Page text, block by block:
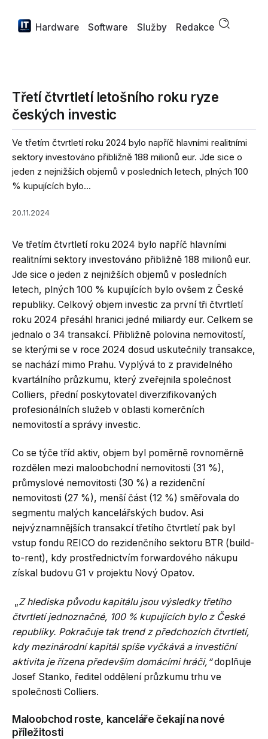
Hardware Software Služby Redakce
Třetí čtvrtletí letošního roku ryze
českých investic
Ve třetím čtvrtletí roku 2024 bylo napříč hlavními realitními
sektory investováno přibližně 188 milionů eur. Jde sice o
jeden z nejnižších objemů v posledních letech, plných 100
% kupujících bylo...
20.11.2024
Ve třetím čtvrtletí roku 2024 bylo napříč hlavními
realitními sektory investováno přibližně 188 milionů eur.
Jde sice o jeden z nejnižších objemů v posledních
letech, plných 100 % kupujících bylo ovšem z České
republiky. Celkový objem investic za první tři čtvrtletí
roku 2024 přesáhl hranici jedné miliardy eur. Celkem se
jednalo o 34 transakcí. Přibližně polovina nemovitostí,
se kterými se v roce 2024 dosud uskutečnily transakce,
se nachází mimo Prahu. Vyplývá to z pravidelného
kvartálního průzkumu, který zveřejnila společnost
Colliers, přední poskytovatel diverzifikovaných
profesionálních služeb v oblasti komerčních
nemovitostí a správy investic.
Co se týče tříd aktiv, objem byl poměrně rovnoměrně
rozdělen mezi maloobchodní nemovitosti (31 %),
průmyslové nemovitosti (30 %) a rezidenční
nemovitosti (27 %), menší část (12 %) směřovala do
segmentu malých kancelářských budov. Asi
nejvýznamnějších transakcí třetího čtvrtletí pak byl
vstup fondu REICO do rezidenčního sektoru BTR (build-
to-rent), kdy prostřednictvím forwardového nákupu
získal budovu G1 v projektu Nový Opatov.
„Z hlediska původu kapitálu jsou výsledky třetího
čtvrtletí jednoznačné, 100 % kupujících bylo z České
republiky. Pokračuje tak trend z předchozích čtvrtletí,
kdy mezinárodní kapitál spíše vyčkává a investiční
aktivita je řízena především domácími hráči,“doplňuje
Josef Stanko, ředitel oddělení průzkumu trhu ve
společnosti Colliers.
Maloobchod roste, kanceláře čekají na nové
příležitosti